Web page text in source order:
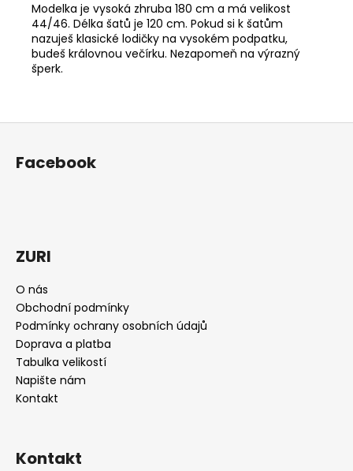
Modelka je vysoká zhruba 180 cm a má velikost
44/46. Délka šatů je 120 cm. Pokud si k šatům
nazuješ klasické lodičky na vysokém podpatku,
budeš královnou večírku. Nezapomeň na výrazný
šperk.
Facebook
ZURI
O nás
Obchodní podmínky
Podmínky ochrany osobních údajů
Doprava a platba
Tabulka velikostí
Napište nám
Kontakt
Kontakt